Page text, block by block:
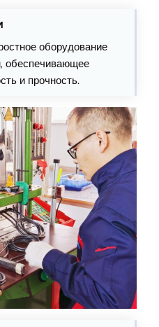
оборудование
обеспечивающее
и прочность.